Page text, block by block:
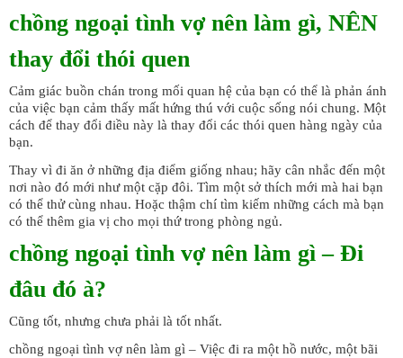
chồng ngoại tình vợ nên làm gì, NÊN
thay đổi thói quen
Cảm giác buồn chán trong mối quan hệ của bạn có thể là phản ánh
của việc bạn cảm thấy mất hứng thú với cuộc sống nói chung. Một
cách để thay đổi điều này là thay đổi các thói quen hàng ngày của
bạn.
Thay vì đi ăn ở những địa điểm giống nhau; hãy cân nhắc đến một
nơi nào đó mới như một cặp đôi. Tìm một sở thích mới mà hai bạn
có thể thử cùng nhau. Hoặc thậm chí tìm kiếm những cách mà bạn
có thể thêm gia vị cho mọi thứ trong phòng ngủ.
chồng ngoại tình vợ nên làm gì – Đi
đâu đó à?
Cũng tốt, nhưng chưa phải là tốt nhất.
chồng ngoại tình vợ nên làm gì – Việc đi ra một hồ nước, một bãi